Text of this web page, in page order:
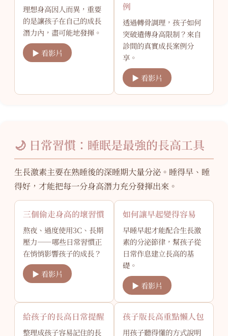
理想身高因人而異，重要
的是讓孩子在自己的成長
潛力內，盡可能地發揮。
▶ 看影片
例
透過轉骨調理，孩子如何
突破遺傳身高限制？來自
診間的真實成長案例分
享。
▶ 看影片
🌙 日常習慣：睡眠是最強的長高工具
生長激素主要在熟睡後的深睡期大量分泌。睡得早、睡
得好，才能把每一分身高潛力充分發揮出來。
三個偷走身高的壞習慣
熬夜、過度使用3C、長期
壓力——哪些日常習慣正
在悄悄影響孩子的成長？
▶ 看影片
如何讓早起變得容易
早睡早起才能配合生長激
素的分泌節律，幫孩子從
日常作息建立長高的基
礎。
▶ 看影片
給孩子的長高日常提醒
整理成孩子容易記住的長
孩子版長高重點懶人包
用孩子聽得懂的方式說明